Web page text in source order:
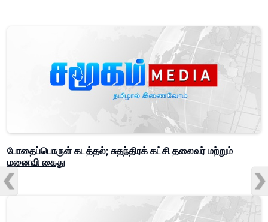
போதைப்பொருள் கடத்தல்; சுதந்திரக் கட்சி தலைவர் மற்றும்
மனைவி கைது